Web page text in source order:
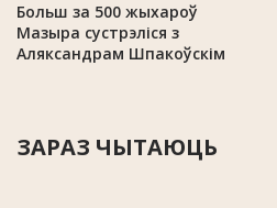
Больш за 500 жыхароў
Мазыра сустрэліся з
Аляксандрам Шпакоўскім
ЗАРАЗ ЧЫТАЮЦЬ